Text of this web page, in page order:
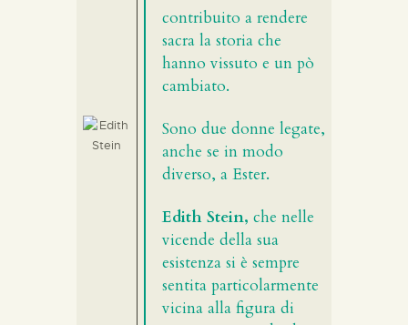
contribuito a rendere
sacra la storia che
hanno vissuto e un pò
cambiato.
Sono due donne legate,
anche se in modo
diverso, a Ester.
Edith Stein, che nelle
vicende della sua
esistenza si è sempre
sentita particolarmente
vicina alla figura di